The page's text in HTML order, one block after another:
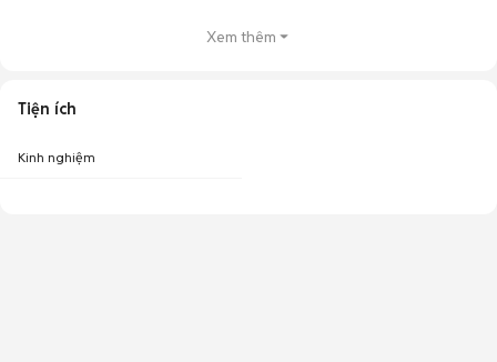
Xem thêm
Tiện ích
Kinh nghiệm